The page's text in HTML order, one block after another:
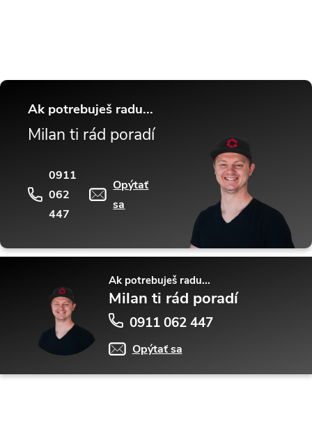
Ak potrebuješ radu...
Milan ti rád poradí
0911
062
447
Opýtať
sa
Ak potrebuješ radu...
Milan ti rád poradí
0911 062 447
Opýtať sa